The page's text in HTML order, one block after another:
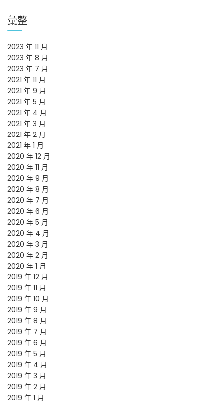
彙整
2023 年 11 月
2023 年 8 月
2023 年 7 月
2021 年 11 月
2021 年 9 月
2021 年 5 月
2021 年 4 月
2021 年 3 月
2021 年 2 月
2021 年 1 月
2020 年 12 月
2020 年 11 月
2020 年 9 月
2020 年 8 月
2020 年 7 月
2020 年 6 月
2020 年 5 月
2020 年 4 月
2020 年 3 月
2020 年 2 月
2020 年 1 月
2019 年 12 月
2019 年 11 月
2019 年 10 月
2019 年 9 月
2019 年 8 月
2019 年 7 月
2019 年 6 月
2019 年 5 月
2019 年 4 月
2019 年 3 月
2019 年 2 月
2019 年 1 月